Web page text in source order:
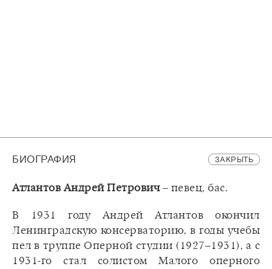
БИОГРАФИЯ ЗАКРЫТЬ
Атлантов Андрей Петрович– певец, бас.
В 1931 году Андрей Атлантов окончил
Ленинградскую консерваторию, в годы учебы
пел в труппе Оперной студии (1927–1931), а с
1931-го стал солистом Малого оперного